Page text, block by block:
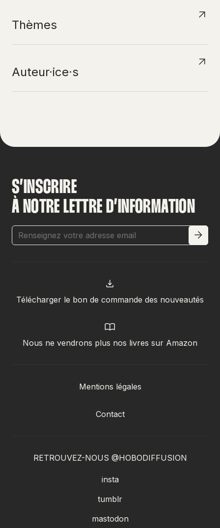
Thèmes
Auteur·ice·s
S’INSCRIRE
À NOTRE LETTRE D’INFORMATION
Télécharger le bon de commande des nouveautés
Nous ne vendrons plus nos livres sur Amazon
Mentions légales
Contact
RETROUVEZ-NOUS @HOBODIFFUSION
insta
tumblr
mastodon